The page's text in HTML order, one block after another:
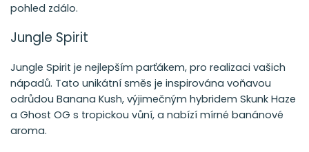
pohled zdálo.
Jungle Spirit
Jungle Spirit je nejlepším parťákem, pro realizaci vašich
nápadů. Tato unikátní směs je inspirována voňavou
odrůdou Banana Kush, výjimečným hybridem Skunk Haze
a Ghost OG s tropickou vůní, a nabízí mírné banánové
aroma.